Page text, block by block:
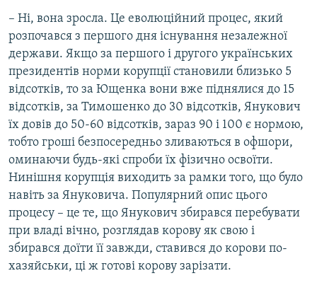
– Ні, вона зросла. Це еволюційний процес, який
розпочався з першого дня існування незалежної
держави. Якщо за першого і другого українських
президентів норми корупції становили близько 5
відсотків, то за Ющенка вони вже піднялися до 15
відсотків, за Тимошенко до 30 відсотків, Янукович
їх довів до 50-60 відсотків, зараз 90 і 100 є нормою,
тобто гроші безпосередньо зливаються в офшори,
оминаючи будь-які спроби їх фізично освоїти.
Нинішня корупція виходить за рамки того, що було
навіть за Януковича. Популярний опис цього
процесу – це те, що Янукович збирався перебувати
при владі вічно, розглядав корову як свою і
збирався доїти її завжди, ставився до корови по-
хазяйськи, ці ж готові корову зарізати.